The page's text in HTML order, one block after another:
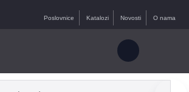
Poslovnice Katalozi Novosti O nama